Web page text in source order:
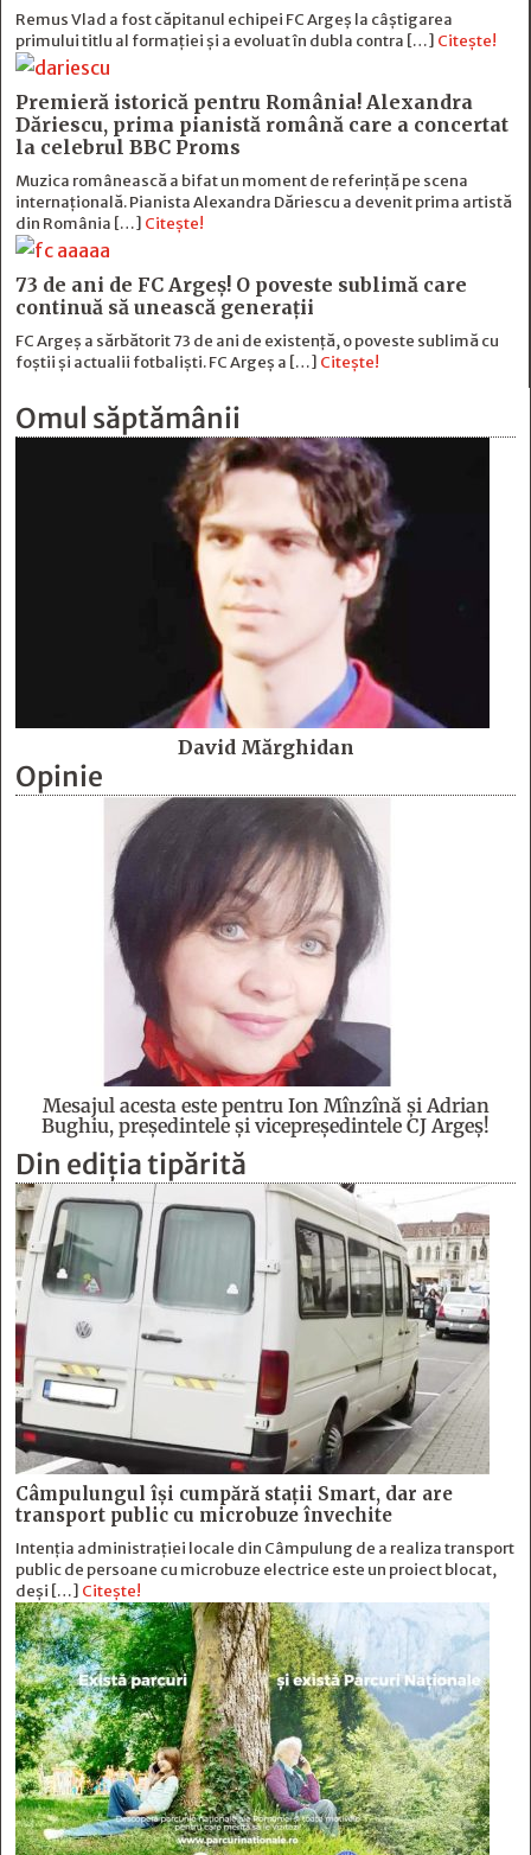
Remus Vlad a fost căpitanul echipei FC Argeș la câștigarea
primului titlu al formației și a evoluat în dubla contra […] Citește!
Premieră istorică pentru România! Alexandra
Dăriescu, prima pianistă română care a concertat
la celebrul BBC Proms
Muzica românească a bifat un moment de referință pe scena
internațională. Pianista Alexandra Dăriescu a devenit prima artistă
din România […] Citește!
73 de ani de FC Argeş! O poveste sublimă care
continuă să unească generaţii
FC Argeș a sărbătorit 73 de ani de existență, o poveste sublimă cu
foștii și actualii fotbaliști. FC Argeș a […] Citește!
Omul săptămânii
David Mărghidan
Opinie
Mesajul acesta este pentru Ion Mînzînă şi Adrian
Bughiu, preşedintele şi vicepreşedintele CJ Argeş!
Din ediția tipărită
Câmpulungul îşi cumpără staţii Smart, dar are
transport public cu microbuze învechite
Intenția administrației locale din Câmpulung de a realiza transport
public de persoane cu microbuze electrice este un proiect blocat,
deși […] Citește!